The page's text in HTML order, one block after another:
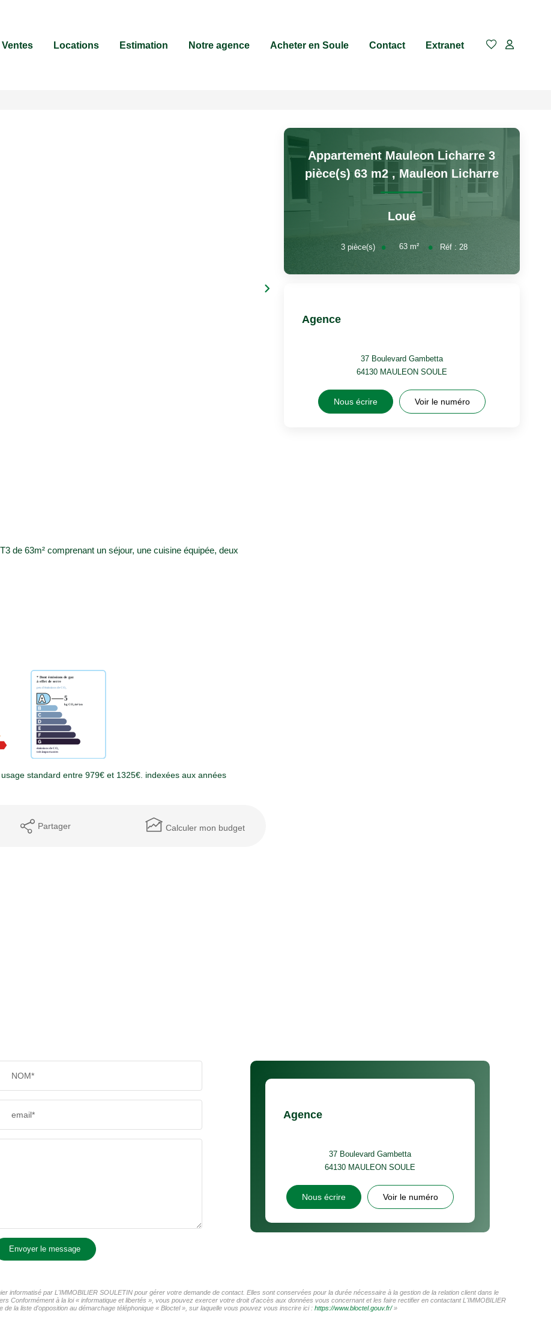
Ventes Locations Estimation Notre agence Acheter en Soule Contact Extranet
de 63m² comprenant un séjour, une cuisine équipée, deux
standard entre 979€ et 1325€. indexées aux années
Partager Calculer mon budget
Appartement Mauleon Licharre 3
pièce(s) 63 m2, Mauleon Licharre
Loué
3 pièce(s) 63 m² Réf : 28
Agence
37 Boulevard Gambetta
64130 MAULEON SOULE
Nous écrire Voir le numéro
NOM*
email*
Envoyer le message
Agence
37 Boulevard Gambetta
64130 MAULEON SOULE
Nous écrire Voir le numéro
informatisé par L'IMMOBILIER SOULETIN pour gérer votre demande de contact. Elles sont conservées pour la durée nécessaire à la gestion de la relation client dans le
Conformément à la loi « informatique et libertés », vous pouvez exercer votre droit d'accès aux données vous concernant et les faire rectifier en contactant L'IMMOBILIER
la liste d'opposition au démarchage téléphonique « Bloctel », sur laquelle vous pouvez vous inscrire ici : https://www.bloctel.gouv.fr/»